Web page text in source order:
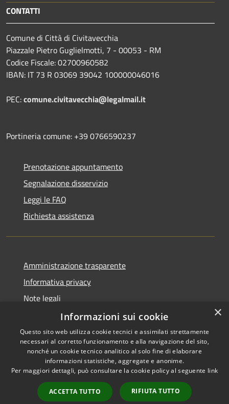
CONTATTI
Comune di Città di Civitavecchia
Piazzale Pietro Guglielmotti, 7 - 00053 - RM
Codice Fiscale: 02700960582
IBAN: IT 73 R 03069 39042 100000046016
PEC:comune.civitavecchia@legalmail.it
Portineria comune: +39 0766590237
Prenotazione appuntamento
Segnalazione disservizio
Leggi le FAQ
Richiesta assistenza
Amministrazione trasparente
Informativa privacy
Note legali
Dichiarazione di accessibilità
RSS
Accessibilità
Copyright © 2026 • Città di
Municipium•
Accesso
×
Informazioni sui cookie
Questo sito web utilizza cookie tecnici e assimilati strettamente
necessari al corretto funzionamento e alla navigazione del sito,
nonché un cookie tecnico analitico al solo fine di elaborare
informazioni statistiche, aggregate e anonime.
Per maggiori dettagli, può consultare la cookie policy al seguente link
ACCETTA TUTTO RIFIUTA TUTTO